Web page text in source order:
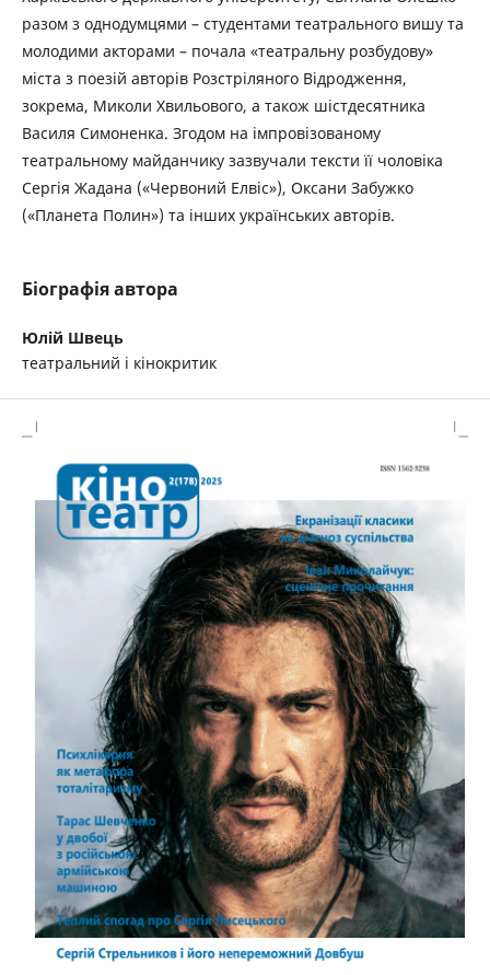
разом з однодумцями – студентами театрального вишу та
молодими акторами – почала «театральну розбудову»
міста з поезій авторів Розстріляного Відродження,
зокрема, Миколи Хвильового, а також шістдесятника
Василя Симоненка. Згодом на імпровізованому
театральному майданчику зазвучали тексти її чоловіка
Сергія Жадана («Червоний Елвіс»), Оксани Забужко
(«Планета Полин») та інших українських авторів.
Біографія автора
Юлій Швець
театральний і кінокритик